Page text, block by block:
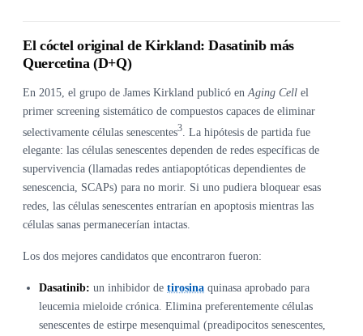
El cóctel original de Kirkland: Dasatinib más
Quercetina (D+Q)
En 2015, el grupo de James Kirkland publicó en Aging Cell el
primer screening sistemático de compuestos capaces de eliminar
selectivamente células senescentes3 . La hipótesis de partida fue
elegante: las células senescentes dependen de redes específicas de
supervivencia (llamadas redes antiapoptóticas dependientes de
senescencia, SCAPs) para no morir. Si uno pudiera bloquear esas
redes, las células senescentes entrarían en apoptosis mientras las
células sanas permanecerían intactas.
Los dos mejores candidatos que encontraron fueron:
Dasatinib: un inhibidor de tirosina quinasa aprobado para
leucemia mieloide crónica. Elimina preferentemente células
senescentes de estirpe mesenquimal (preadipocitos senescentes,